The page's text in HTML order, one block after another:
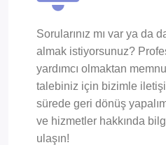
Sorularınız mı var ya da
almak istiyorsunuz?
yardımcı olmaktan
talebiniz için bizimle
sürede geri dönüş
ve hizmetler hakkında
ulaşın!